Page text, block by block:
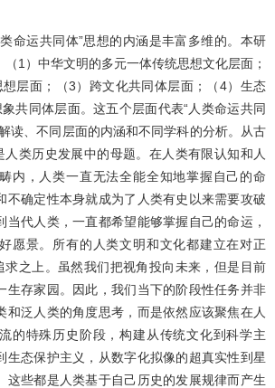
命运共同体”思想的内涵是丰富多维的。本研
1）中华文明的多元一体传统思想文化层面；
想层面；（3）跨文化共同体层面；（4）生态
共同体层面。这五个层面代表“人类命运共同
读、不同层面的内涵和不同学科的分析。从古
人类历史发展中的母题。在人类有限认知和人
内，人类一直无法全能全知地掌握自己的命
不确定性本身就成为了人类有史以来需要攻破
当代人类，一直都希望能够掌握自己的命运，
愿景。所有的人类文明和文化都建立在对正
求之上。虽然我们把视角投向未来，但是目前
生存家园。因此，我们当下的阶段性任务并非
和泛人类的角度思考，而是依然应该聚焦在人
的特殊历史阶段，构建从传统文化到科学主
生态保护主义，从数字化拟像的超真实性到星
这些都是人类基于自己历史的发展规律而产生